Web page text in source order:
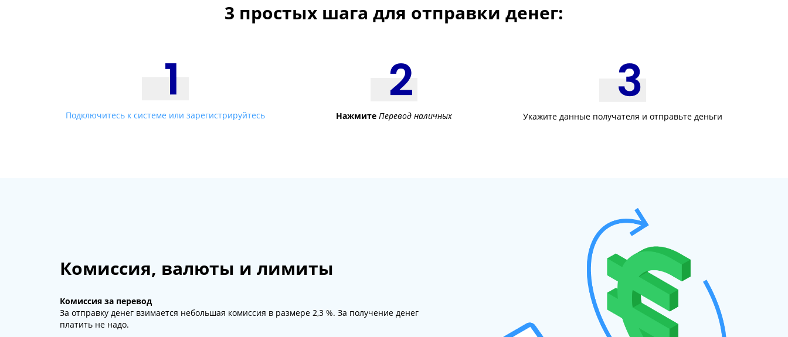
3 простых шага для отправки денег:
Подключитесь к системе или зарегистрируйтесь Нажмите Перевод наличных Укажите данные получателя и отправьте деньги
Комиссия, валюты и лимиты
Комиссия за перевод
За отправку денег взимается небольшая комиссия в размере 2,3 %. За получение денег
платить не надо.